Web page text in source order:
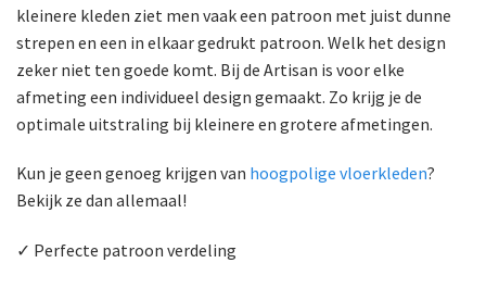
kleinere kleden ziet men vaak een patroon met juist dunne
strepen en een in elkaar gedrukt patroon. Welk het design
zeker niet ten goede komt. Bij de Artisan is voor elke
afmeting een individueel design gemaakt. Zo krijg je de
optimale uitstraling bij kleinere en grotere afmetingen.
Kun je geen genoeg krijgen van hoogpolige vloerkleden?
Bekijk ze dan allemaal!
✓ Perfecte patroon verdeling